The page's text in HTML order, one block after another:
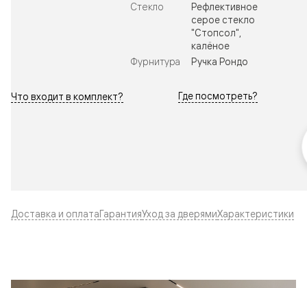
Стекло
Рефлективное
серое стекло
"Стопсол",
калёное
Фурнитура
Ручка Рондо
Что входит в комплект? Где посмотреть?
Доставка и оплатаГарантияУход за дверямиХарактеристики